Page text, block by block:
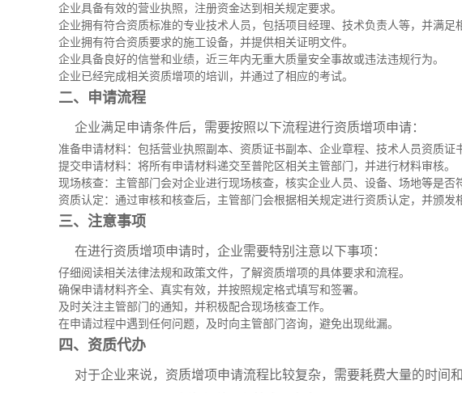
企业具备有效的营业执照，注册资金达到相关规定要求。
企业拥有符合资质标准的专业技术人员，包括项目经理、技术负责人等，并满足
企业拥有符合资质要求的施工设备，并提供相关证明文件。
企业具备良好的信誉和业绩，近三年内无重大质量安全事故或违法违规行为。
企业已经完成相关资质增项的培训，并通过了相应的考试。
二、申请流程
企业满足申请条件后，需要按照以下流程进行资质增项申请：
准备申请材料：包括营业执照副本、资质证书副本、企业章程、技术人员资质证
提交申请材料：将所有申请材料递交至普陀区相关主管部门，并进行材料审核。
现场核查：主管部门会对企业进行现场核查，核实企业人员、设备、场地等是否
资质认定：通过审核和核查后，主管部门会根据相关规定进行资质认定，并颁发
三、注意事项
在进行资质增项申请时，企业需要特别注意以下事项：
仔细阅读相关法律法规和政策文件，了解资质增项的具体要求和流程。
确保申请材料齐全、真实有效，并按照规定格式填写和签署。
及时关注主管部门的通知，并积极配合现场核查工作。
在申请过程中遇到任何问题，及时向主管部门咨询，避免出现纰漏。
四、资质代办
对于企业来说，资质增项申请流程比较复杂，需要耗费大量的时间